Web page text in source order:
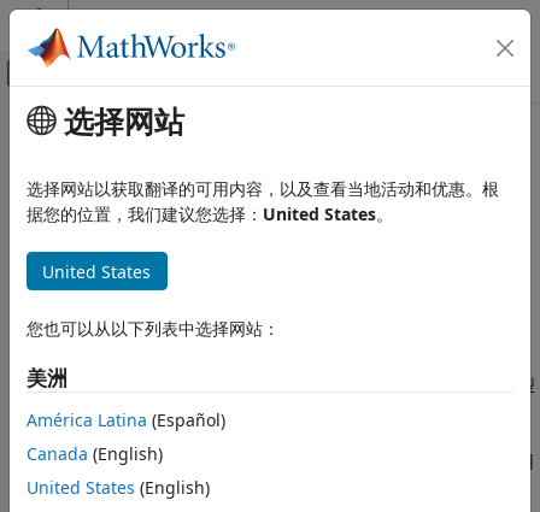
跳到内容
画布外导航菜单切换
文档主页
Statistics and Machine Learning Toolbox
连续分布
本页内容
说明
对象函数
主要内容
本页翻译不是最新的。点击此处可查看最新英文版本。
ExponentialDistribution
指数概率分布对象
说明
一个
对象由指数概率分布的参数、模型
描述和样本数据组成。
指数分布用于对随着时间的推移随机发生的事件建模，其主要应用
领域是寿命研究。它是形状参数
选择网站
选择网站以获取翻译的可用内容，以及查看当地活动和优惠。根
据您的位置，我们建议您选择： United States。
United States
您也可以从以下列表中选择网站：
美洲
América Latina (Español)
Canada (English)
United States (English)